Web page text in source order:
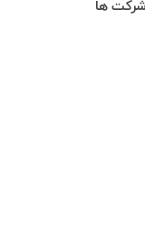
شرکت ها